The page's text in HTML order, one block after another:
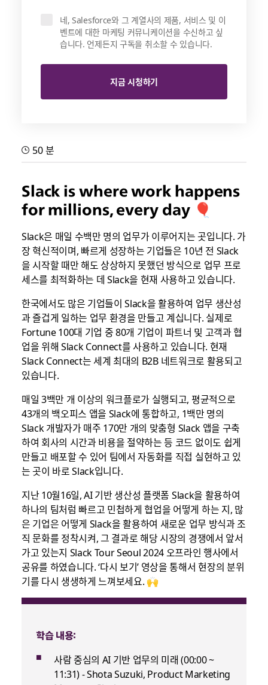
네, Salesforce와 그 계열사의 제품, 서비스 및 이
벤트에 대한 마케팅 커뮤니케이션을 수신하고 싶
습니다. 언제든지 구독을 취소할 수 있습니다.
지금 시청하기
50 분
Slack is where work happens
for millions, every day 🎈
Slack은 매일 수백만 명의 업무가 이루어지는 곳입니다. 가
장 혁신적이며, 빠르게 성장하는 기업들은 10년 전 Slack
을 시작할 때만 해도 상상하지 못했던 방식으로 업무 프로
세스를 최적화하는 데 Slack을 현재 사용하고 있습니다.
한국에서도 많은 기업들이 Slack을 활용하여 업무 생산성
과 즐겁게 일하는 업무 환경을 만들고 계십니다. 실제로
Fortune 100대 기업 중 80개 기업이 파트너 및 고객과 협
업을 위해 Slack Connect를 사용하고 있습니다. 현재
Slack Connect는 세계 최대의 B2B 네트워크로 활용되고
있습니다.
매일 3백만 개 이상의 워크플로가 실행되고, 평균적으로
43개의 백오피스 앱을 Slack에 통합하고, 1백만 명의
Slack 개발자가 매주 170만 개의 맞춤형 Slack 앱을 구축
하여 회사의 시간과 비용을 절약하는 등 코드 없이도 쉽게
만들고 배포할 수 있어 팀에서 자동화를 직접 실현하고 있
는 곳이 바로 Slack입니다.
지난 10월16일, AI 기반 생산성 플랫폼 Slack을 활용하여
하나의 팀처럼 빠르고 민첩하게 협업을 어떻게 하는 지, 많
은 기업은 어떻게 Slack을 활용하여 새로운 업무 방식과 조
직 문화를 정착시켜, 그 결과로 해당 시장의 경쟁에서 앞서
가고 있는지 Slack Tour Seoul 2024 오프라인 행사에서
공유를 하였습니다. ‘다시 보기’ 영상을 통해서 현장의 분위
기를 다시 생생하게 느껴보세요. 🙌
학습 내용:
사람 중심의 AI 기반 업무의 미래 (00:00 ~
11:31) - Shota Suzuki, Product Marketing